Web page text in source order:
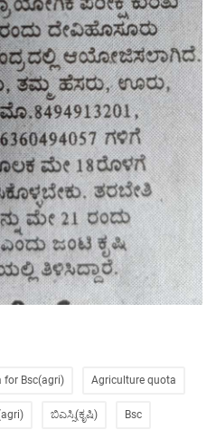
for Bsc(agri) Agriculture quota
ಬಿಎಸ್ಸಿ(ಕೃಷಿ) Bsc